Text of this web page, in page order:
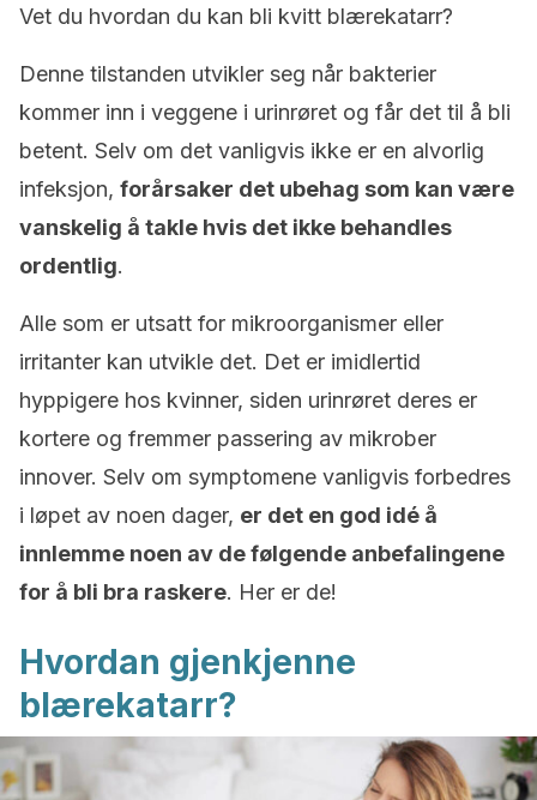
Vet du hvordan du kan bli kvitt blærekatarr?
Denne tilstanden utvikler seg når bakterier
kommer inn i veggene i urinrøret og får det til å bli
betent. Selv om det vanligvis ikke er en alvorlig
infeksjon, forårsaker det ubehag som kan være
vanskelig å takle hvis det ikke behandles
ordentlig.
Alle som er utsatt for mikroorganismer eller
irritanter kan utvikle det. Det er imidlertid
hyppigere hos kvinner, siden urinrøret deres er
kortere og fremmer passering av mikrober
innover. Selv om symptomene vanligvis forbedres
i løpet av noen dager, er det en god idé å
innlemme noen av de følgende anbefalingene
for å bli bra raskere. Her er de!
Hvordan gjenkjenne
blærekatarr?